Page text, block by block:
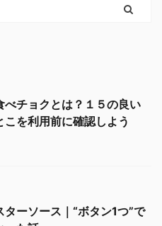
べチョクとは？１５の良い
こを利用前に確認しよう
ターソース｜“ボタン1つ”で